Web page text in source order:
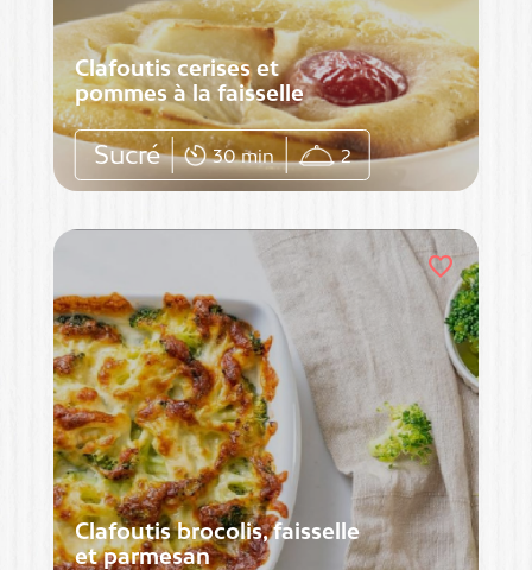
Clafoutis cerises et
pommes à la faisselle
Sucré 30 min 2
favorite
Clafoutis brocolis, faisselle
et parmesan